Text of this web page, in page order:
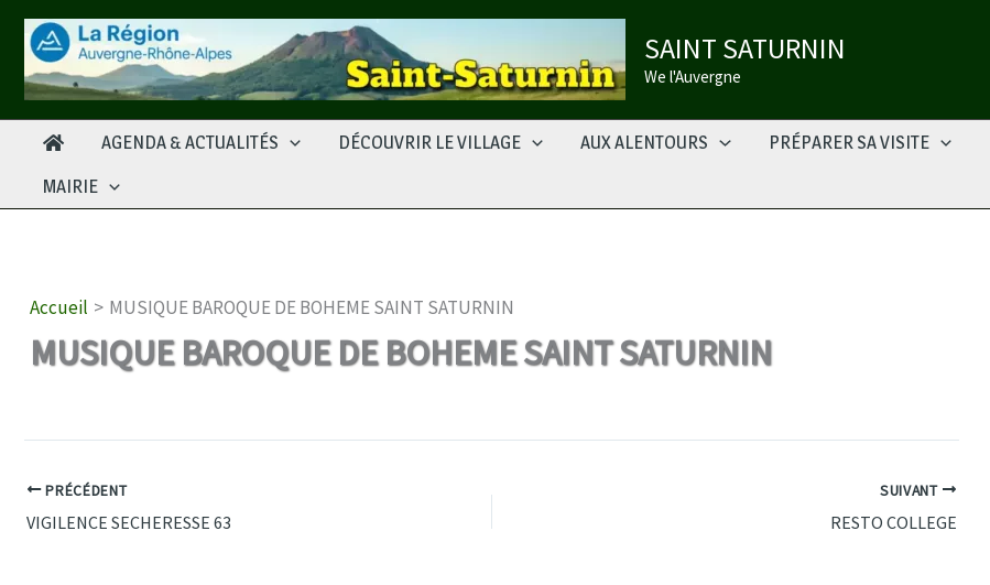
Aller
contenu
SAINT SATURNIN
We l'Auvergne
AGENDA & ACTUALITÉS DÉCOUVRIR LE VILLAGE AUX ALENTOURS PRÉPARER SA VISITE
MAIRIE
Accueil MUSIQUE BAROQUE DE BOHEME SAINT SATURNIN
MUSIQUE BAROQUE DE BOHEME SAINT SATURNIN
PRÉCÉDENT
VIGILENCE SECHERESSE 63
SUIVANT
RESTO COLLEGE